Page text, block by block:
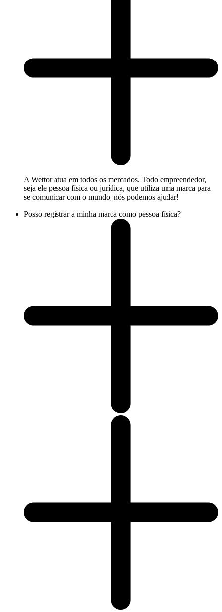
A Wettor atua em todos os mercados. Todo empreendedor,
seja ele pessoa física ou jurídica, que utiliza uma marca para
se comunicar com o mundo, nós podemos ajudar!
Posso registrar a minha marca como pessoa física?